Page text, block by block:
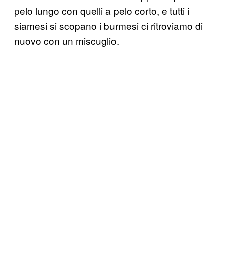
pelo lungo con quelli a pelo corto, e tutti i
siamesi si scopano i burmesi ci ritroviamo di
nuovo con un miscuglio.